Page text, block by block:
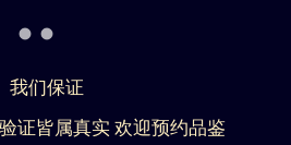
我们保证
证皆属真实 欢迎预约品鉴